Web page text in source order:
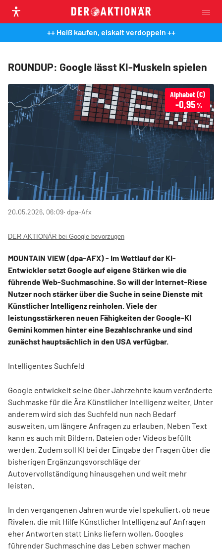
++ Heiß kaufen, eiskalt verdoppeln ++
ROUNDUP: Google lässt KI-Muskeln spielen
Alphabet (C)
-0,95 %
20.05.2026, 06:09‧ dpa-Afx
DER AKTIONÄR bei Google bevorzugen
MOUNTAIN VIEW (dpa-AFX) - Im Wettlauf der KI-
Entwickler setzt Googleauf eigene Stärken wie die
führende Web-Suchmaschine. So will der Internet-Riese
Nutzer noch stärker über die Suche in seine Dienste mit
Künstlicher Intelligenz reinholen. Viele der
leistungsstärkeren neuen Fähigkeiten der Google-KI
Gemini kommen hinter eine Bezahlschranke und sind
zunächst hauptsächlich in den USA verfügbar.
Intelligentes Suchfeld
Google entwickelt seine über Jahrzehnte kaum veränderte
Suchmaske für die Ära Künstlicher Intelligenz weiter. Unter
anderem wird sich das Suchfeld nun nach Bedarf
ausweiten, um längere Anfragen zu erlauben. Neben Text
kann es auch mit Bildern, Dateien oder Videos befüllt
werden. Zudem soll KI bei der Eingabe der Fragen über die
bisherigen Ergänzungsvorschläge der
Autovervollständigung hinausgehen und weit mehr
leisten.
In den vergangenen Jahren wurde viel spekuliert, ob neue
Rivalen, die mit Hilfe Künstlicher Intelligenz auf Anfragen
eher Antworten statt Links liefern wollen, Googles
führender Suchmaschine das Leben schwer machen